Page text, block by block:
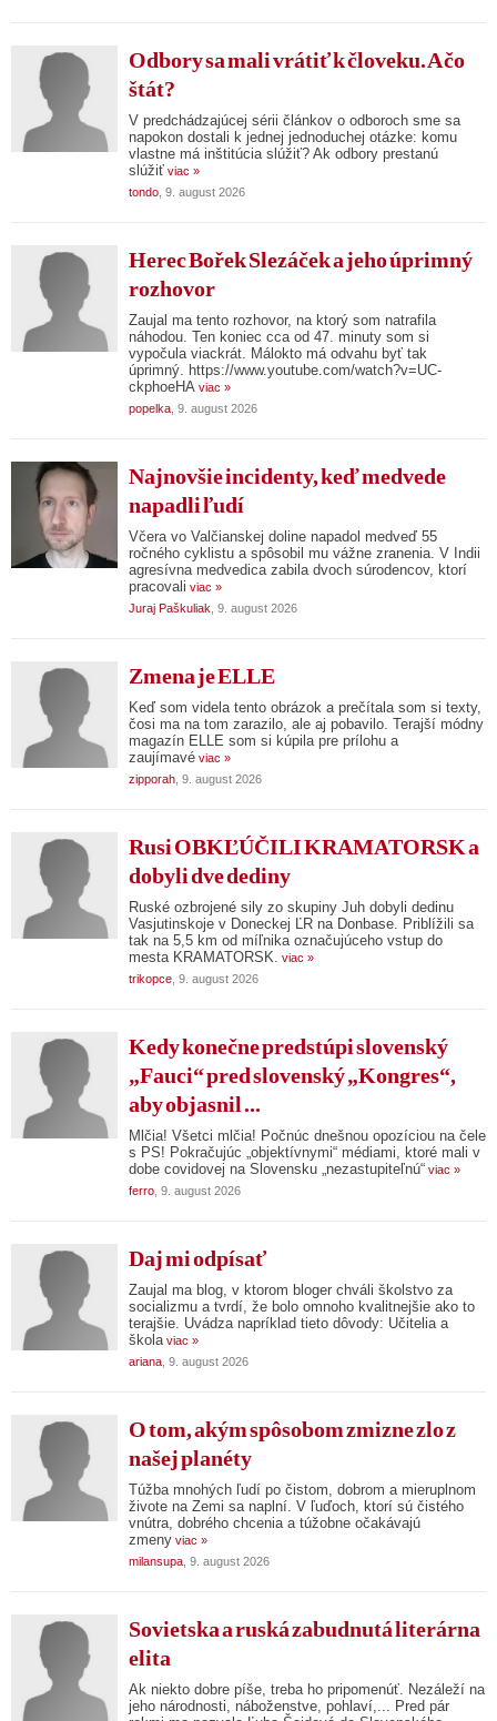
Odbory sa mali vrátiť k človeku. A čo
štát?
V predchádzajúcej sérii článkov o odboroch sme sa
napokon dostali k jednej jednoduchej otázke: komu
vlastne má inštitúcia slúžiť? Ak odbory prestanú
slúžiť viac »
tondo , 9. august 2026
Herec Bořek Slezáček a jeho úprimný
rozhovor
Zaujal ma tento rozhovor, na ktorý som natrafila
náhodou. Ten koniec cca od 47. minuty som si
vypočula viackrát. Málokto má odvahu byť tak
úprimný. https://www.youtube.com/watch?v=UC-
ckphoeHA viac »
popelka , 9. august 2026
Najnovšie incidenty, keď medvede
napadli ľudí
Včera vo Valčianskej doline napadol medveď 55
ročného cyklistu a spôsobil mu vážne zranenia. V Indii
agresívna medvedica zabila dvoch súrodencov, ktorí
pracovali viac »
Juraj Paškuliak , 9. august 2026
Zmena je ELLE
Keď som videla tento obrázok a prečítala som si texty,
čosi ma na tom zarazilo, ale aj pobavilo. Terajší módny
magazín ELLE som si kúpila pre prílohu a
zaujímavé viac »
zipporah , 9. august 2026
Rusi OBKĽÚČILI KRAMATORSK a
dobyli dve dediny
Ruské ozbrojené sily zo skupiny Juh dobyli dedinu
Vasjutinskoje v Doneckej ĽR na Donbase. Priblížili sa
tak na 5,5 km od míľnika označujúceho vstup do
mesta KRAMATORSK. viac »
trikopce , 9. august 2026
Kedy konečne predstúpi slovenský
„Fauci“ pred slovenský „Kongres“,
aby objasnil ...
Mlčia! Všetci mlčia! Počnúc dnešnou opozíciou na čele
s PS! Pokračujúc „objektívnymi“ médiami, ktoré mali v
dobe covidovej na Slovensku „nezastupiteľnú“ viac »
ferro , 9. august 2026
Daj mi odpísať
Zaujal ma blog, v ktorom bloger chváli školstvo za
socializmu a tvrdí, že bolo omnoho kvalitnejšie ako to
terajšie. Uvádza napríklad tieto dôvody: Učitelia a
škola viac »
ariana , 9. august 2026
O tom, akým spôsobom zmizne zlo z
našej planéty
Túžba mnohých ľudí po čistom, dobrom a mieruplnom
živote na Zemi sa naplní. V ľuďoch, ktorí sú čistého
vnútra, dobrého chcenia a túžobne očakávajú
zmeny viac »
milansupa , 9. august 2026
Sovietska a ruská zabudnutá literárna
elita
Ak niekto dobre píše, treba ho pripomenúť. Nezáleží na
jeho národnosti, náboženstve, pohlaví,... Pred pár